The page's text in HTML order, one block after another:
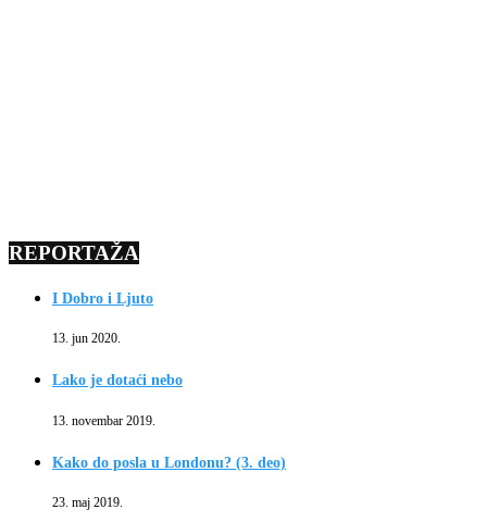
REPORTAŽA
I Dobro i Ljuto
13. jun 2020.
Lako je dotaći nebo
13. novembar 2019.
Kako do posla u Londonu? (3. deo)
23. maj 2019.